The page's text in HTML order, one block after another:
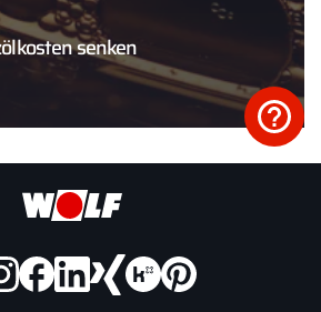
senken